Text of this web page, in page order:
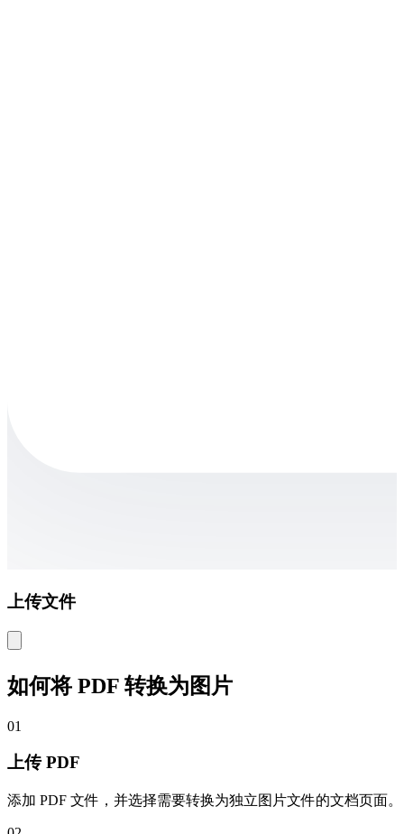
上传文件
如何将 PDF 转换为图片
01
上传 PDF
添加 PDF 文件，并选择需要转换为独立图片文件的文档页面。